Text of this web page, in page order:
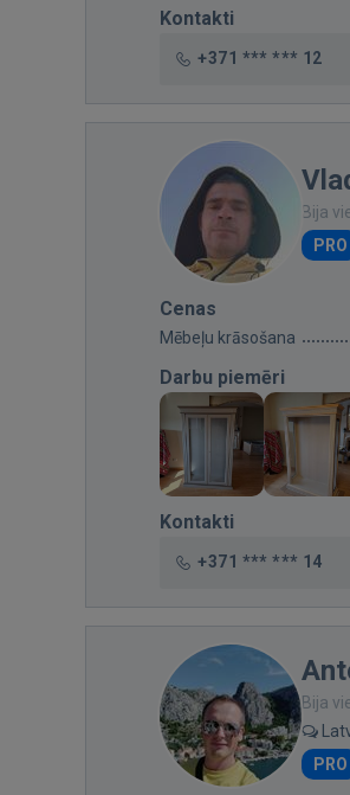
Kontakti
+371 *** *** 12
Bija
PRO
Cenas
Mēbeļu krāsošana
Darbu piemēri
Kontakti
+371 *** *** 14
Bija
PRO